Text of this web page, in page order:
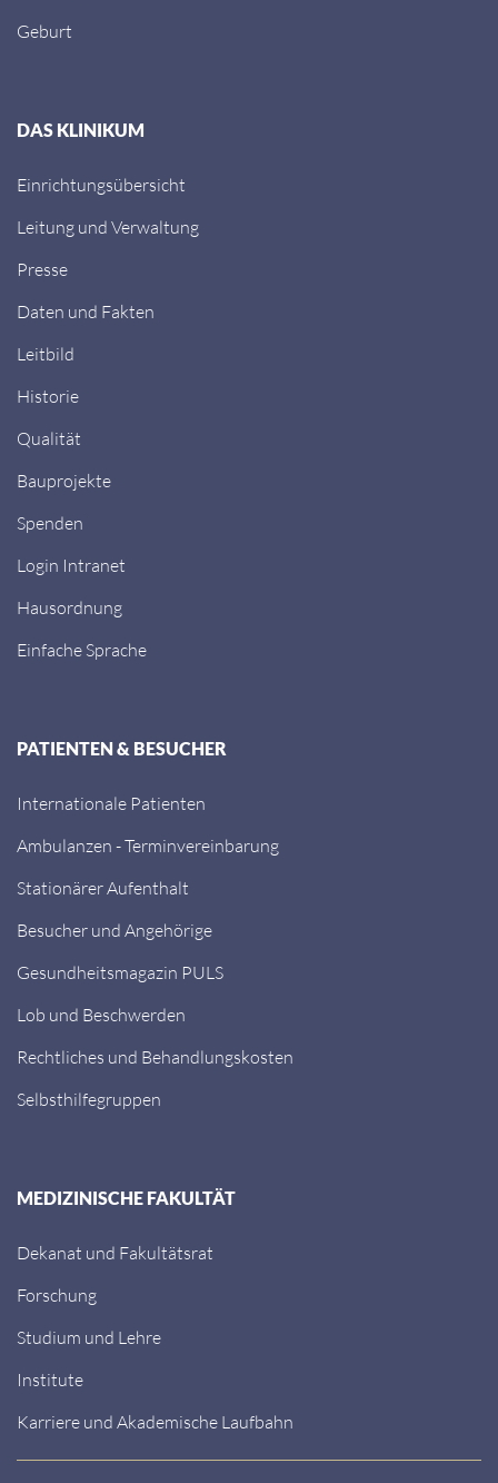
Geburt
DAS KLINIKUM
Einrichtungsübersicht
Leitung und Verwaltung
Presse
Daten und Fakten
Leitbild
Historie
Qualität
Bauprojekte
Spenden
Login Intranet
Hausordnung
Einfache Sprache
PATIENTEN & BESUCHER
Internationale Patienten
Ambulanzen - Terminvereinbarung
Stationärer Aufenthalt
Besucher und Angehörige
Gesundheitsmagazin PULS
Lob und Beschwerden
Rechtliches und Behandlungskosten
Selbsthilfegruppen
MEDIZINISCHE FAKULTÄT
Dekanat und Fakultätsrat
Forschung
Studium und Lehre
Institute
Karriere und Akademische Laufbahn